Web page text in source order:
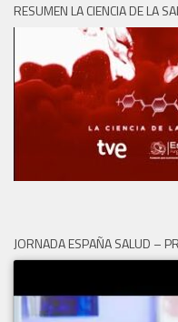
RESUMEN LA CIENCIA DE LA
JORNADA ESPAÑA SALUD –